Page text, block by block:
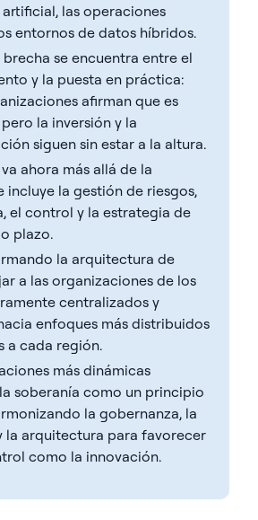
las operaciones
entornos de datos híbridos.
se encuentra entre el
y la puesta en práctica:
afirman que es
la inversión y la
siguen sin estar a la altura.
ahora más allá de la
incluye la gestión de riesgos,
el control y la estrategia de
plazo.
la arquitectura de
a las organizaciones de los
centralizados y
enfoques más distribuidos
a cada región.
más dinámicas
soberanía como un principio
la gobernanza, la
la arquitectura para favorecer
como la innovación.